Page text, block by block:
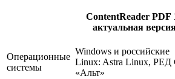
ContentReader PDF
актуальная
Операционные
системы
Windows и российские
Linux: Astra Linux,
«Альт»